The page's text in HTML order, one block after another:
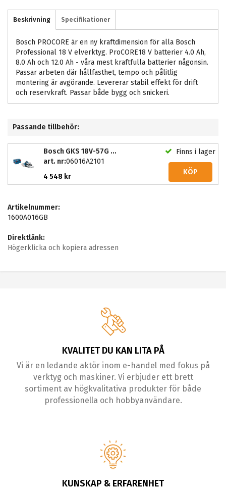
Beskrivning Specifikationer
Bosch PROCORE är en ny kraftdimension för alla Bosch
Professional 18 V elverktyg. ProCORE18 V batterier 4.0 Ah,
8.0 Ah och 12.0 Ah - våra mest kraftfulla batterier någonsin.
Passar arbeten där hållfasthet, tempo och pålitlig
montering är avgörande. Levererar stabil effekt för drift
och reservkraft. Passar både bygg och snickeri.
Passande tillbehör:
Bosch GKS 18V-57G Solo C&G
art. nr:06016A2101
4 548 kr
Finns i lager
KÖP
Artikelnummer:
1600A016GB
Direktlänk:
Högerklicka och kopiera adressen
KVALITET DU KAN LITA PÅ
Vi är en ledande aktör inom e-handel med fokus på
verktyg och maskiner. Vi erbjuder ett brett
sortiment av högkvalitativa produkter för både
professionella och hobbyanvändare.
KUNSKAP & ERFARENHET